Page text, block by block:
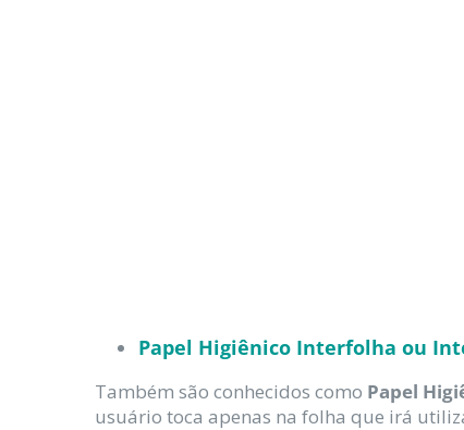
Papel Higiênico Interfolha ou
Também são conhecidos como Papel
usuário toca apenas na folha que irá